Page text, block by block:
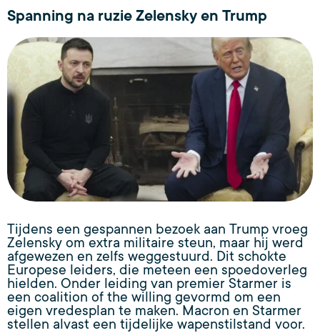
Spanning na ruzie Zelensky en Trump
Tijdens een gespannen bezoek aan Trump vroeg
Zelensky om extra militaire steun, maar hij werd
afgewezen en zelfs weggestuurd. Dit schokte
Europese leiders, die meteen een spoedoverleg
hielden. Onder leiding van premier Starmer is
een coalition of the willing gevormd om een
eigen vredesplan te maken. Macron en Starmer
stellen alvast een tijdelijke wapenstilstand voor.